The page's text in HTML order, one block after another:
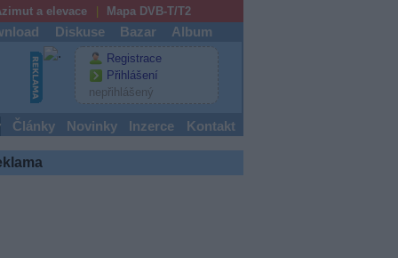
a elevace Mapa DVB-T/T2
Diskuse Bazar Album
Registrace
Přihlášení
nepřihlášený
Články Novinky Inzerce Kontakt